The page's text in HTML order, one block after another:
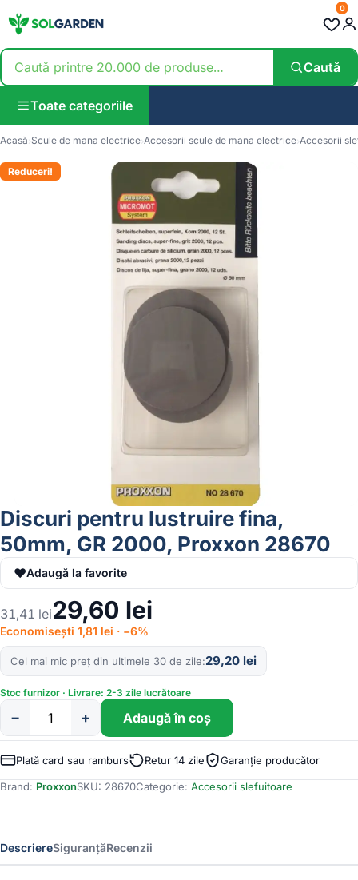
Caută
0
Toate categoriile
Acasă Scule de mana electrice Accesorii scule de mana electrice Accesorii
Reduceri!
Discuri pentru lustruire fina,
50mm, GR 2000, Proxxon 28670
♥Adaugă la favorite
31,41lei29,60 lei
Economisești 1,81 lei · −6%
Cel mai mic preț din ultimele 30 de zile 29,20 lei
Stoc furnizor · Livrare: 2-3 zile lucrătoare
Cantitate
Discuri
pentru
fina,
Proxxon
28670
− + Adaugă în coș
Plată card sau ramburs Retur 14 zile Garanție producător
Brand: ProxxonSKU: 28670Categorie: Accesorii slefuitoare
DescriereSiguranțăRecenzii